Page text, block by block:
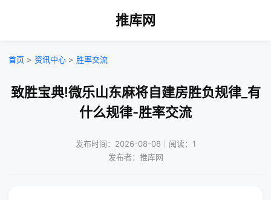
推库网
首页 > 资讯中心 > 胜率交流
致胜宝典!微乐山东麻将自建房胜负规律_有
什么规律-胜率交流
发布时间：2026-08-08｜阅读：1
发布者：推库网